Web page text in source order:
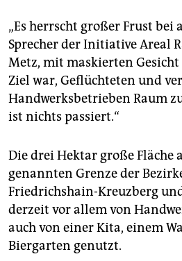
„Es herrscht großer Frust bei
Sprecher der Initiative Areal
Metz, mit maskierten Gesicht
Ziel war, Geflüchteten und
Handwerksbetrieben Raum
ist nichts passiert.“
Die drei Hektar große Fläche
genannten Grenze der
Friedrichshain-Kreuzberg
derzeit vor allem von
auch von einer Kita, einem
Biergarten genutzt.